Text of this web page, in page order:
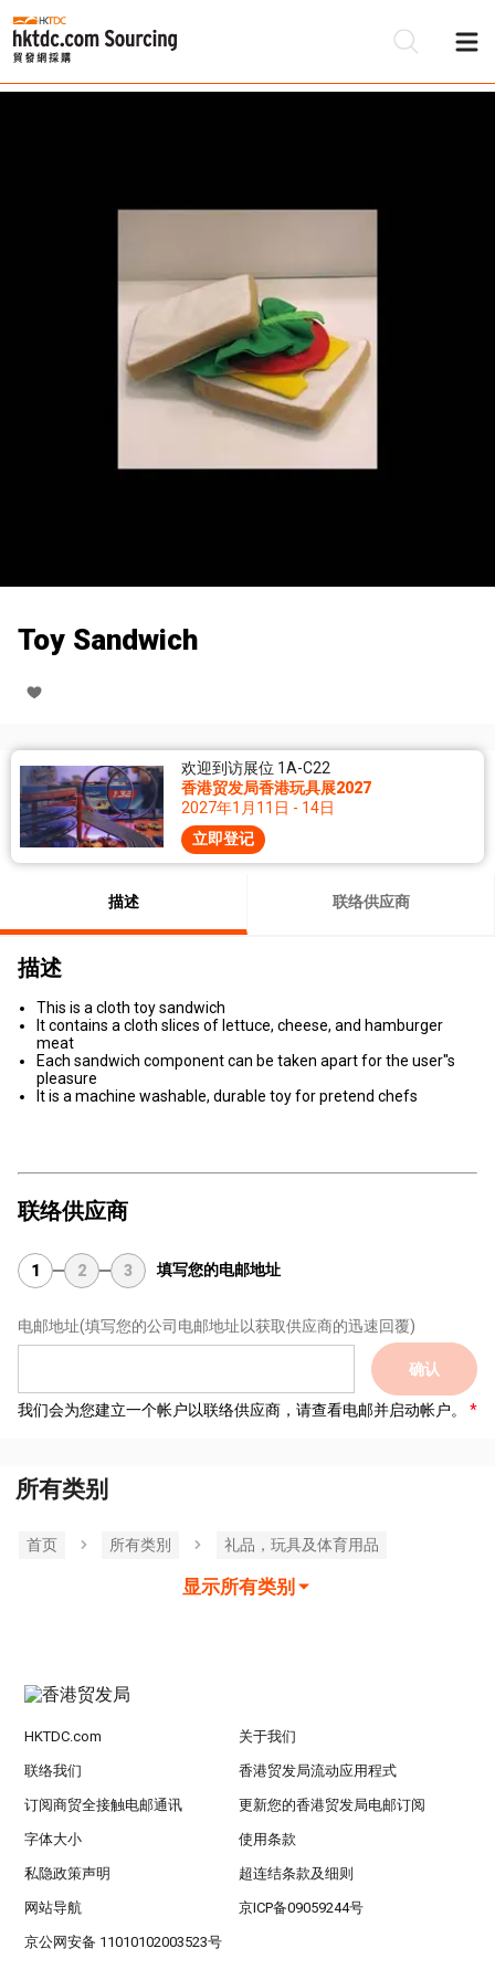
Toy Sandwich
欢迎到访展位 1A-C22
香港贸发局香港玩具展2027
2027年1月11日 - 14日
立即登记
描述 联络供应商
描述
This is a cloth toy sandwich
It contains a cloth slices of lettuce, cheese, and hamburger
meat
Each sandwich component can be taken apart for the user''s
pleasure
It is a machine washable, durable toy for pretend chefs
联络供应商
1 2 3 填写您的电邮地址
电邮地址(填写您的公司电邮地址以获取供应商的迅速回覆)
确认
我们会为您建立一个帐户以联络供应商，请查看电邮并启动帐户。
所有类别
首页 所有类別 礼品，玩具及体育用品
显示所有类别
HKTDC.com 关于我们
联络我们 香港贸发局流动应用程式
订阅商贸全接触电邮通讯 更新您的香港贸发局电邮订阅
字体大小 使用条款
私隐政策声明 超连结条款及细则
网站导航 京ICP备09059244号
京公网安备 11010102003523号